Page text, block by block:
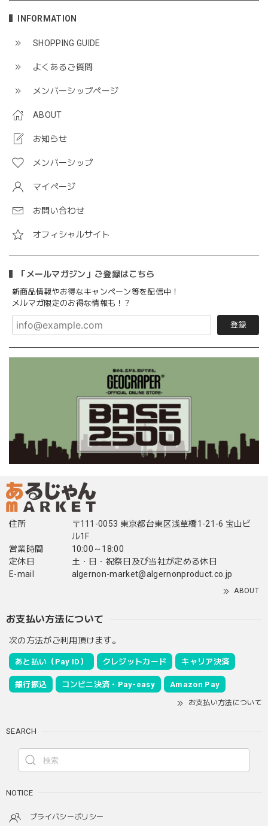
INFORMATION
SHOPPING GUIDE
よくあるご質問
メンバーシップページ
ABOUT
お知らせ
メンバーシップ
マイページ
お問い合わせ
オフィシャルサイト
「メールマガジン」ご登録はこちら
新商品情報やお得なキャンペーン等を配信中！
メルマガ限定のお得な情報も！？
登録
住所
〒111-0053 東京都台東区浅草橋1-21-6 宝山ビ
ル1F
営業時間
10:00～18:00
定休日
土・日・祝祭日及び当社が定める休日
E-mail
algernon-market@algernonproduct.co.jp
ABOUT
お支払い方法について
次の方法がご利用頂けます。
あと払い（Pay ID） クレジットカード キャリア決済
銀行振込 コンビニ決済・Pay-easy Amazon Pay
お支払い方法について
SEARCH
NOTICE
プライバシーポリシー